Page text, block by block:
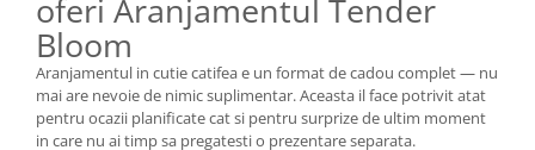
oferi Aranjamentul Tender
Bloom
Aranjamentul in cutie catifea e un format de cadou complet — nu
mai are nevoie de nimic suplimentar. Aceasta il face potrivit atat
pentru ocazii planificate cat si pentru surprize de ultim moment
in care nu ai timp sa pregatesti o prezentare separata.